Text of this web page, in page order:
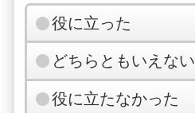
役に立った
どちらともいえない
役に立たなかった